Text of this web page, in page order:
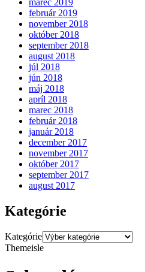
február 2019
november 2018
október 2018
september 2018
august 2018
júl 2018
jún 2018
máj 2018
apríl 2018
marec 2018
február 2018
január 2018
december 2017
november 2017
október 2017
september 2017
august 2017
Kategórie
Kategórie
Themeisle